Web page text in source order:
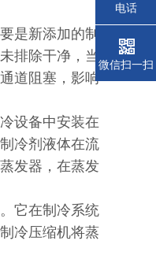
是新添加的制
排除干净，当
道阻塞，影响
设备中安装在
冷剂液体在流
发器，在蒸发
它在制冷系统
冷压缩机将蒸
电话
微信扫一扫